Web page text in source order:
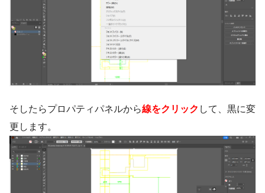
そしたらプロパティパネルから線をクリック して、黒に変
更します。